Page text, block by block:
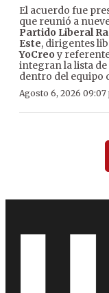
El acuerdo fue
que reunió a
Partido Liberal
Este, dirigentes
YoCreo y
integran la lista
dentro del equipo
Agosto 6, 2026 09:07